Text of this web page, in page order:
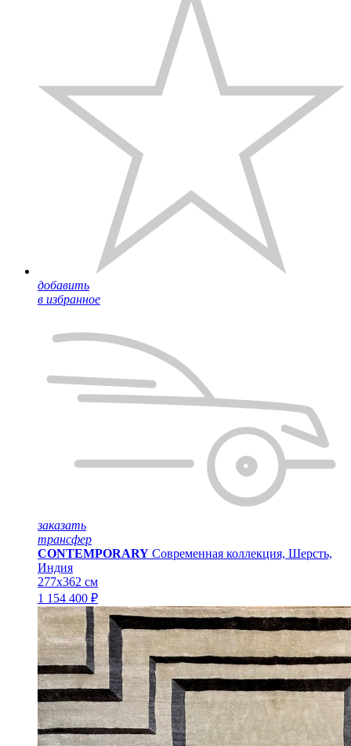
добавить
в избранное
заказать
трансфер
CONTEMPORARY Современная коллекция, Шерсть,
Индия
277x362 см
1 154 400 ₽